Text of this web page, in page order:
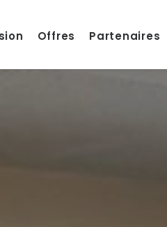
Offres Partenaires